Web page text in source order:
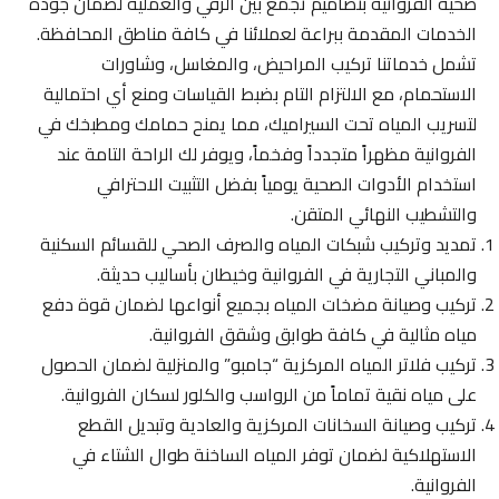
الخدمات المقدمة ببراعة لعملائنا في كافة مناطق المحافظة.
تشمل خدماتنا تركيب المراحيض، والمغاسل، وشاورات
الاستحمام، مع الالتزام التام بضبط القياسات ومنع أي احتمالية
لتسريب المياه تحت السيراميك، مما يمنح حمامك ومطبخك في
الفروانية مظهراً متجدداً وفخماً، ويوفر لك الراحة التامة عند
استخدام الأدوات الصحية يومياً بفضل التثبيت الاحترافي
والتشطيب النهائي المتقن.
تمديد وتركيب شبكات المياه والصرف الصحي للقسائم السكنية
والمباني التجارية في الفروانية وخيطان بأساليب حديثة.
تركيب وصيانة مضخات المياه بجميع أنواعها لضمان قوة دفع
مياه مثالية في كافة طوابق وشقق الفروانية.
تركيب فلاتر المياه المركزية “جامبو” والمنزلية لضمان الحصول
على مياه نقية تماماً من الرواسب والكلور لسكان الفروانية.
تركيب وصيانة السخانات المركزية والعادية وتبديل القطع
الاستهلاكية لضمان توفر المياه الساخنة طوال الشتاء في
الفروانية.